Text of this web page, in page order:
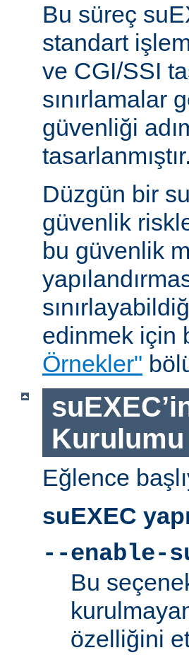
Bu süreç
standart
ve CGI/SSI
sınırlamalar
güvenliği
tasarlanmıştır.
Düzgün bir
güvenlik
bu güvenlik
edinmek için
Örnekler"
Kurulumu
Eğlence
suEXEC
--enable-
Bu
özelliğini